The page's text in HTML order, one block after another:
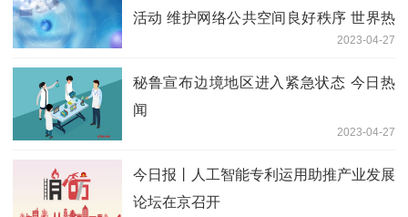
活动 维护网络公共空间良好秩序 世界热
2023-04-27
秘鲁宣布边境地区进入紧急状态 今日热
闻
2023-04-27
今日报丨人工智能专利运用助推产业发展
论坛在京召开